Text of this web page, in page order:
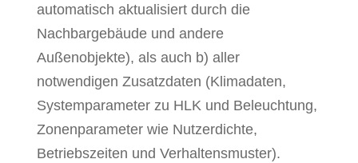
automatisch aktualisiert durch die
Nachbargebäude und andere
Außenobjekte), als auch b) aller
notwendigen Zusatzdaten (Klimadaten,
Systemparameter zu HLK und Beleuchtung,
Zonenparameter wie Nutzerdichte,
Betriebszeiten und Verhaltensmuster).